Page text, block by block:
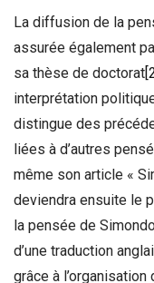
La diffusion de la
assurée également
sa thèse de doctorat
interprétation
distingue des
liées à d’autres
même son article «
deviendra ensuite le
la pensée de
d’une traduction
grâce à